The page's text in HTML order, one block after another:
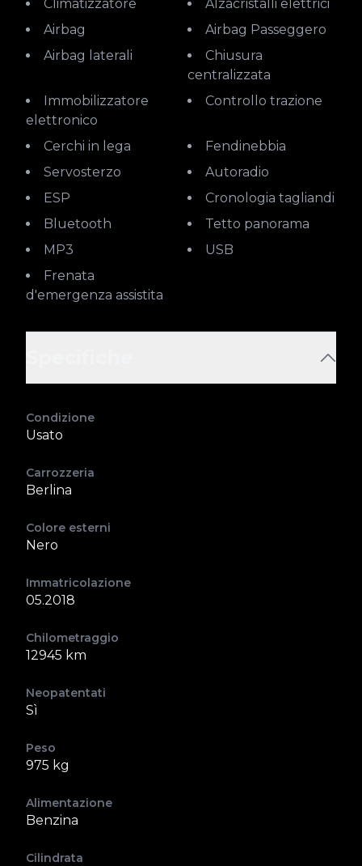
Climatizzatore
Alzacristalli elettrici
Airbag
Airbag Passeggero
Airbag laterali
Chiusura
centralizzata
Immobilizzatore
elettronico
Controllo trazione
Cerchi in lega
Fendinebbia
Servosterzo
Autoradio
ESP
Cronologia tagliandi
Bluetooth
Tetto panorama
MP3
USB
Frenata
d'emergenza assistita
Condizione
Usato
Carrozzeria
Berlina
Colore esterni
Nero
Immatricolazione
05.2018
Chilometraggio
12945 km
Neopatentati
Sì
Peso
975 kg
Alimentazione
Benzina
Cilindrata